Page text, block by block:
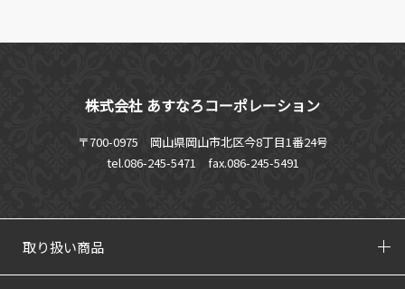
株式会社 あすなろコーポレーション
〒700-0975 岡山県岡山市北区今8丁目1番24号
tel.086-245-5471
fax.086-245-5491
取り扱い商品